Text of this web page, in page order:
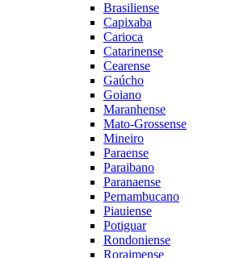
Brasiliense
Capixaba
Carioca
Catarinense
Cearense
Gaúcho
Goiano
Maranhense
Mato-Grossense
Mineiro
Paraense
Paraibano
Paranaense
Pernambucano
Piauiense
Potiguar
Rondoniense
Roraimense